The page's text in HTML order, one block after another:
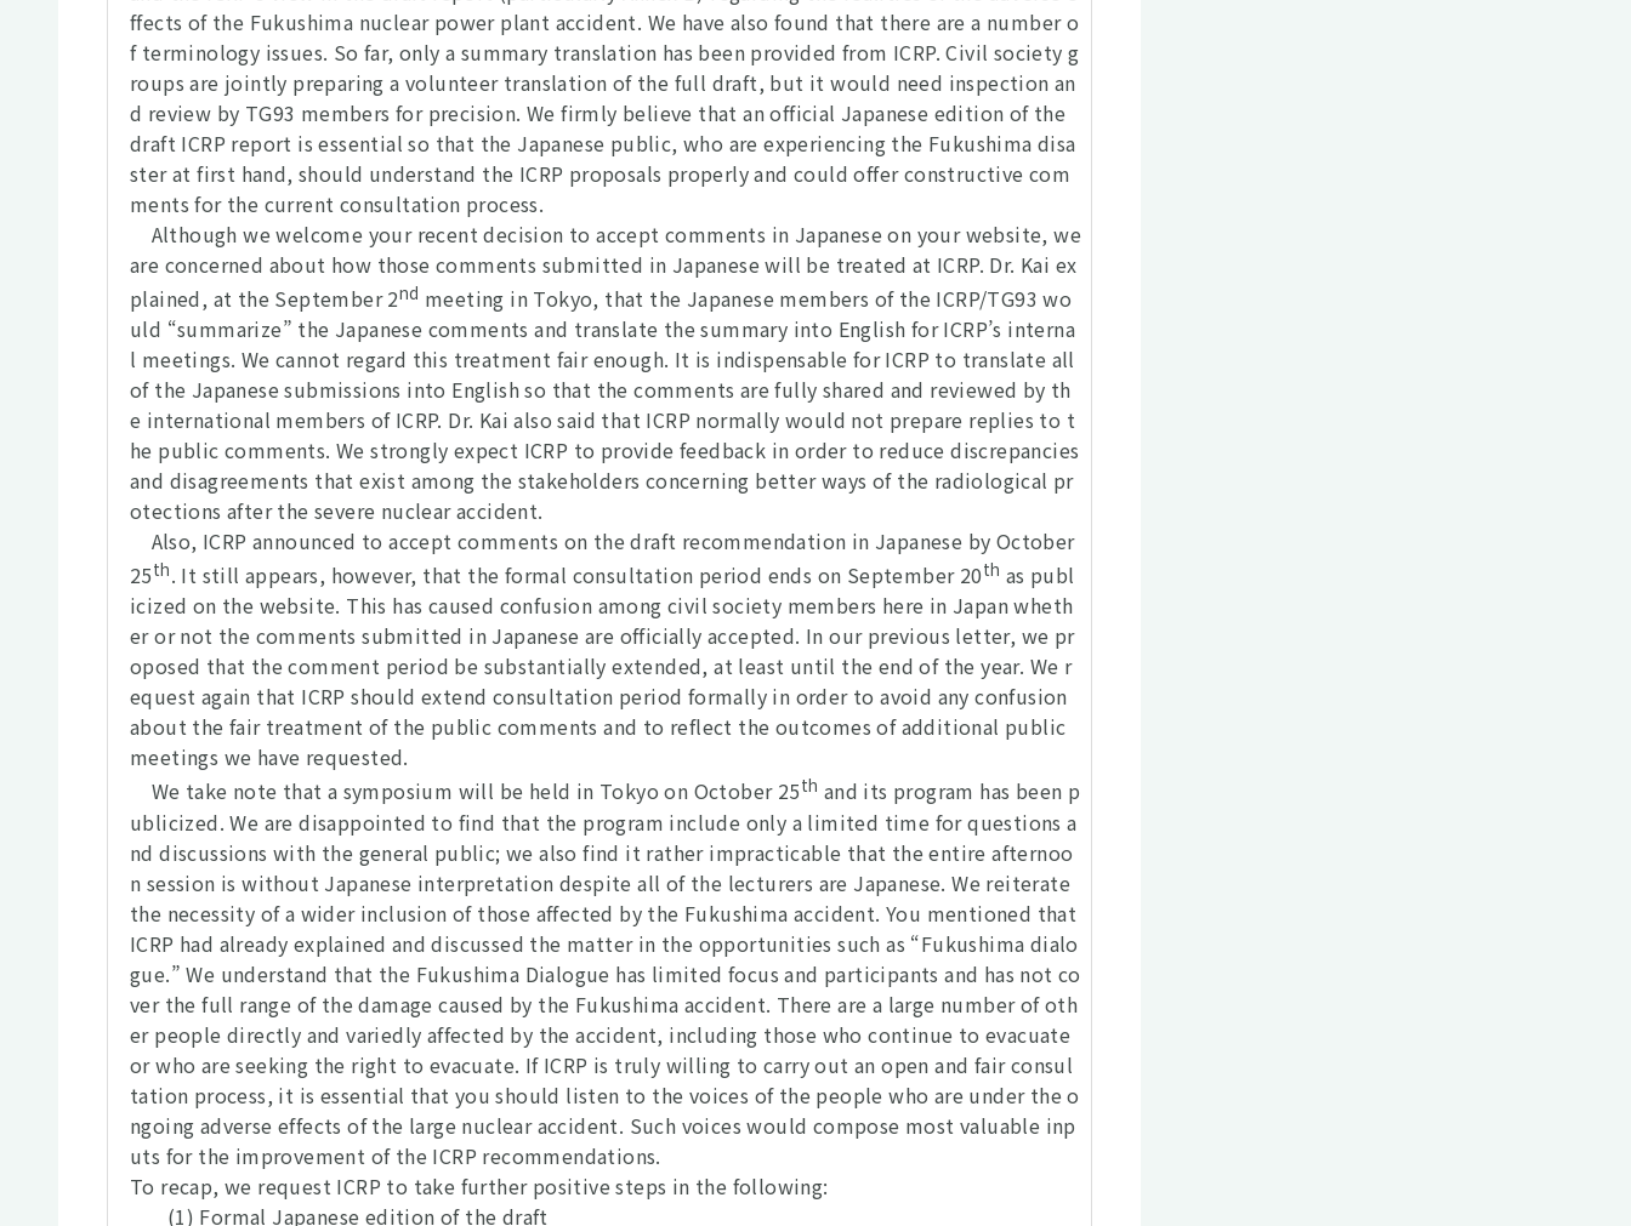
ffects of the Fukushima nuclear power plant accident. We have also found that there are a number o
f terminology issues. So far, only a summary translation has been provided from ICRP. Civil society g
roups are jointly preparing a volunteer translation of the full draft, but it would need inspection an
d review by TG93 members for precision. We firmly believe that an official Japanese edition of the
draft ICRP report is essential so that the Japanese public, who are experiencing the Fukushima disa
ster at first hand, should understand the ICRP proposals properly and could offer constructive com
ments for the current consultation process.
Although we welcome your recent decision to accept comments in Japanese on your website, we
are concerned about how those comments submitted in Japanese will be treated at ICRP. Dr. Kai ex
plained, at the September 2nd meeting in Tokyo, that the Japanese members of the ICRP/TG93 wo
uld “summarize” the Japanese comments and translate the summary into English for ICRP’s interna
l meetings. We cannot regard this treatment fair enough. It is indispensable for ICRP to translate all
of the Japanese submissions into English so that the comments are fully shared and reviewed by th
e international members of ICRP. Dr. Kai also said that ICRP normally would not prepare replies to t
he public comments. We strongly expect ICRP to provide feedback in order to reduce discrepancies
and disagreements that exist among the stakeholders concerning better ways of the radiological pr
otections after the severe nuclear accident.
Also, ICRP announced to accept comments on the draft recommendation in Japanese by October
25th. It still appears, however, that the formal consultation period ends on September 20th as publ
icized on the website. This has caused confusion among civil society members here in Japan wheth
er or not the comments submitted in Japanese are officially accepted. In our previous letter, we pr
oposed that the comment period be substantially extended, at least until the end of the year. We r
equest again that ICRP should extend consultation period formally in order to avoid any confusion
about the fair treatment of the public comments and to reflect the outcomes of additional public
meetings we have requested.
We take note that a symposium will be held in Tokyo on October 25th and its program has been p
ublicized. We are disappointed to find that the program include only a limited time for questions a
nd discussions with the general public; we also find it rather impracticable that the entire afternoo
n session is without Japanese interpretation despite all of the lecturers are Japanese. We reiterate
the necessity of a wider inclusion of those affected by the Fukushima accident. You mentioned that
ICRP had already explained and discussed the matter in the opportunities such as “Fukushima dialo
gue.” We understand that the Fukushima Dialogue has limited focus and participants and has not co
ver the full range of the damage caused by the Fukushima accident. There are a large number of oth
er people directly and variedly affected by the accident, including those who continue to evacuate
or who are seeking the right to evacuate. If ICRP is truly willing to carry out an open and fair consul
tation process, it is essential that you should listen to the voices of the people who are under the o
ngoing adverse effects of the large nuclear accident. Such voices would compose most valuable inp
uts for the improvement of the ICRP recommendations.
To recap, we request ICRP to take further positive steps in the following:
(1) Formal Japanese edition of the draft